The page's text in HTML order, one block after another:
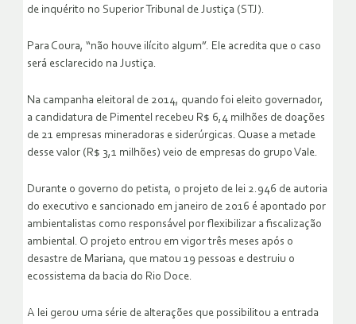
de inquérito no Superior Tribunal de Justiça (STJ).
Para Coura, “não houve ilícito algum”. Ele acredita que o caso
será esclarecido na Justiça.
Na campanha eleitoral de 2014, quando foi eleito governador,
a candidatura de Pimentel recebeu R$ 6,4 milhões de doações
de 21 empresas mineradoras e siderúrgicas. Quase a metade
desse valor (R$ 3,1 milhões) veio de empresas do grupo Vale.
Durante o governo do petista, o projeto de lei 2.946 de autoria
do executivo e sancionado em janeiro de 2016 é apontado por
ambientalistas como responsável por flexibilizar a fiscalização
ambiental. O projeto entrou em vigor três meses após o
desastre de Mariana, que matou 19 pessoas e destruiu o
ecossistema da bacia do Rio Doce.
A lei gerou uma série de alterações que possibilitou a entrada